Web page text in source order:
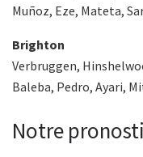
Muñoz, Eze, Mateta,
Brighton
Verbruggen,
Baleba, Pedro, Ayari,
Notre